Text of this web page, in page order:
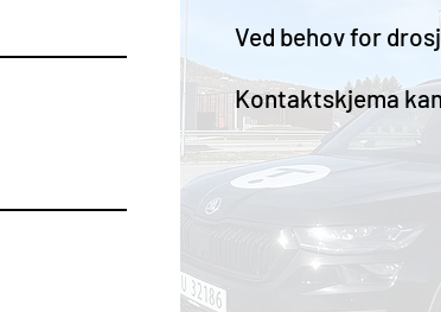
Ved behov for
Kontaktskjema